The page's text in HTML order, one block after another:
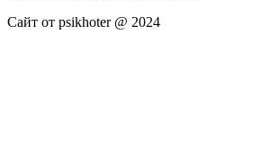
Сайт от psikhoter @ 2024